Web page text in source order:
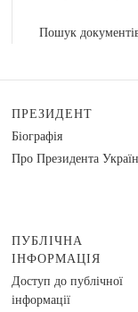
Пошук
ПРЕЗИДЕНТ
Біографія
Про Президента
ПУБЛІЧНА
ІНФОРМАЦІЯ
Доступ до публічної
інформації